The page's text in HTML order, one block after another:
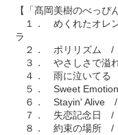
【「髙岡美樹のべっぴ
１． めくれたオレ
ラ
２． ポリリズム /
３． やさしさで溢
４． 雨に泣いてる
５． Sweet
６． Stayin' Alive /
７． 失恋記念日
８． 約束の場所 /